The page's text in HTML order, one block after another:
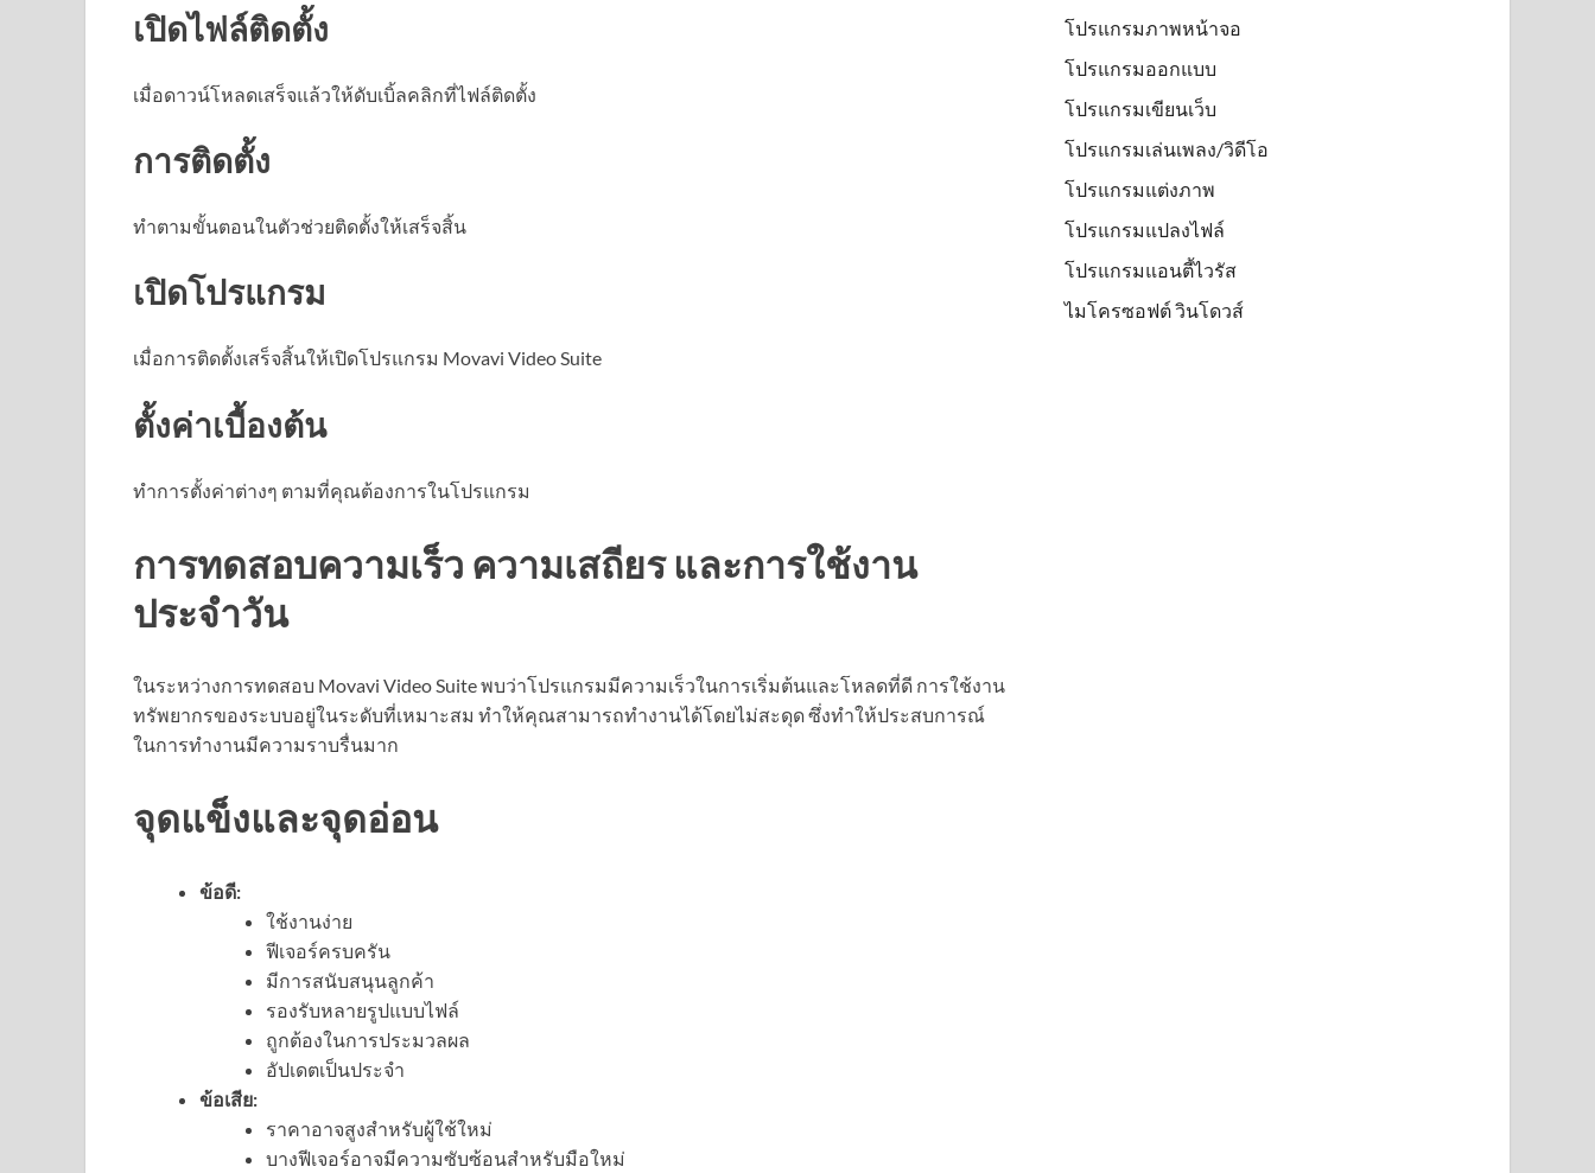
เปิดไฟล์ติดตั้ง
เมื่อดาวน์โหลดเสร็จแล้วให้ดับเบิ้ลคลิกที่ไฟล์ติดตั้ง
การติดตั้ง
ทำตามขั้นตอนในตัวช่วยติดตั้งให้เสร็จสิ้น
เปิดโปรแกรม
เมื่อการติดตั้งเสร็จสิ้นให้เปิดโปรแกรม Movavi Video Suite
ตั้งค่าเบื้องต้น
ทำการตั้งค่าต่างๆ ตามที่คุณต้องการในโปรแกรม
การทดสอบความเร็ว ความเสถียร และการใช้งาน
ประจำวัน
ในระหว่างการทดสอบ Movavi Video Suite พบว่าโปรแกรมมีความเร็วในการเริ่มต้นและโหลดที่ดี การใช้งาน
ทรัพยากรของระบบอยู่ในระดับที่เหมาะสม ทำให้คุณสามารถทำงานได้โดยไม่สะดุด ซึ่งทำให้ประสบการณ์
ในการทำงานมีความราบรื่นมาก
จุดแข็งและจุดอ่อน
ข้อดี:
ใช้งานง่าย
ฟีเจอร์ครบครัน
มีการสนับสนุนลูกค้า
รองรับหลายรูปแบบไฟล์
ถูกต้องในการประมวลผล
อัปเดตเป็นประจำ
ข้อเสีย:
ราคาอาจสูงสำหรับผู้ใช้ใหม่
บางฟีเจอร์อาจมีความซับซ้อนสำหรับมือใหม่
โปรแกรมภาพหน้าจอ
โปรแกรมออกแบบ
โปรแกรมเขียนเว็บ
โปรแกรมเล่นเพลง/วิดีโอ
โปรแกรมแต่งภาพ
โปรแกรมแปลงไฟล์
โปรแกรมแอนตี้ไวรัส
ไมโครซอฟต์ วินโดวส์